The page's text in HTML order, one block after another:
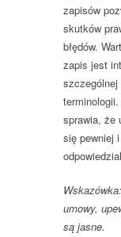
zapisów
skutków
błędów.
zapis jest
szczególnej
sprawia, że
się pewniej
umowy,
są jasne.